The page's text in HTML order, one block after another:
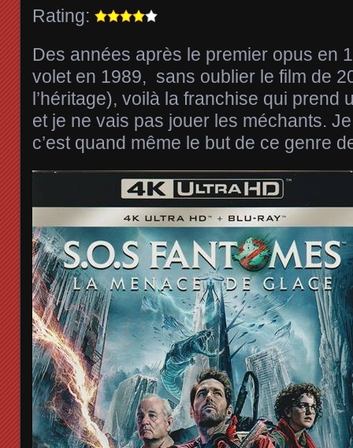
Rating:
Des années après le premier opus en
volet en 1989, sans oublier le film de
l’héritage), voilà la franchise qui prend
et je ne vais pas jouer les méchants.
c’est quand même le but de ce genre